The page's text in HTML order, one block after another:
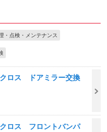
・点検・メンテナンス
ロス ドアミラー交換
ロス フロントバンパ